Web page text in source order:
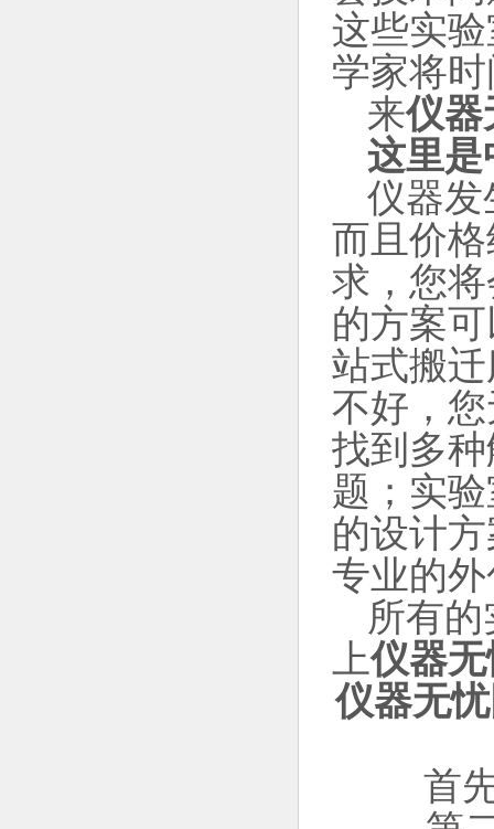
这些实
学家将
来仪器
这里是
仪器发
而且价
求，您
的方案
站式搬
不好，
找到多
题；实
的设计
专业的
所有
上仪器
仪器无
首先